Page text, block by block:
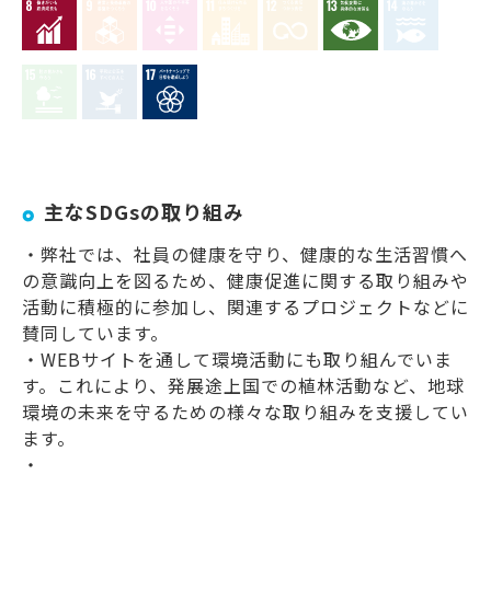
主なSDGsの取り組み
・弊社では、社員の健康を守り、健康的な生活習慣へ
の意識向上を図るため、健康促進に関する取り組みや
活動に積極的に参加し、関連するプロジェクトなどに
賛同しています。
・WEBサイトを通して環境活動にも取り組んでいま
す。これにより、発展途上国での植林活動など、地球
環境の未来を守るための様々な取り組みを支援してい
ます。
・